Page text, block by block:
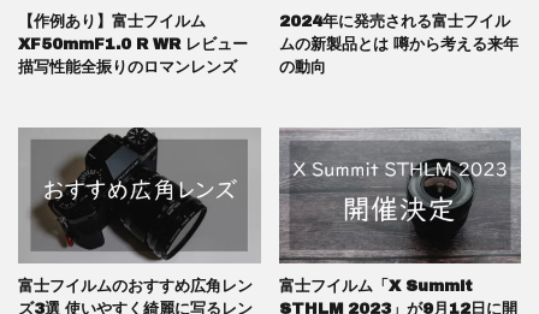
【作例あり】富士フイルム
XF50mmF1.0 R WR レビュー
描写性能全振りのロマンレンズ
2024年に発売される富士フイル
ムの新製品とは 噂から考える来年
の動向
富士フイルムのおすすめ広角レン
ズ3選 使いやすく綺麗に写るレン
富士フイルム「X Summit
STHLM 2023」が9月12日に開